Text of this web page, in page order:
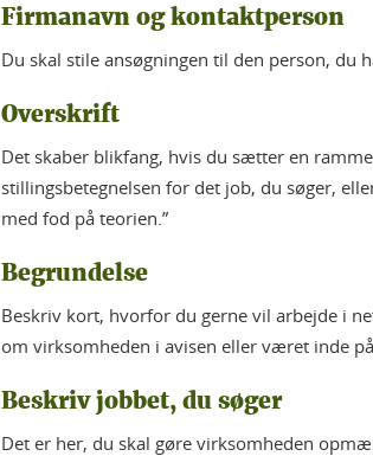
Firmanavn og kontaktperson
Du skal stile ansøgningen til den person, du
Overskrift
Det skaber blikfang, hvis du sætter en
stillingsbetegnelsen for det job, du søger,
med fod på teorien.”
Begrundelse
Beskriv kort, hvorfor du gerne vil arbejde i
om virksomheden i avisen eller været inde
Beskriv jobbet, du søger
Det er her, du skal gøre virksomheden